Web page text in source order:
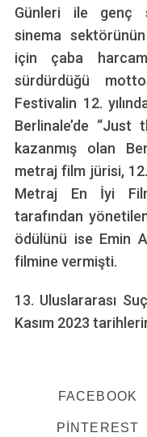
Günleri ile genç
sinema
için çaba
sürdürdüğü
Festivalin 12.
Berlinale’de “Just
kazanmış olan
metraj film jürisi,
Metraj En İyi
tarafından
ödülünü ise Emin
filmine vermişti.
13. Uluslararası
Kasım 2023
FACEBOOK
PINTEREST